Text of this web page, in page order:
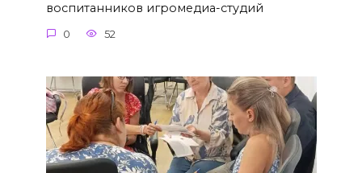
воспитанников игромедиа-студий
0 52